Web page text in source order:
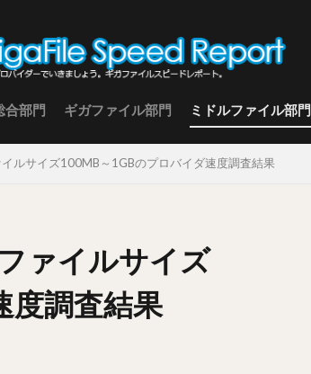
合部門 ギガファイル部門 ミドルファイル部門
ルサイズ100MB～1GBのプロバイダ速度調査結果
ァイルサイズ
度調査結果